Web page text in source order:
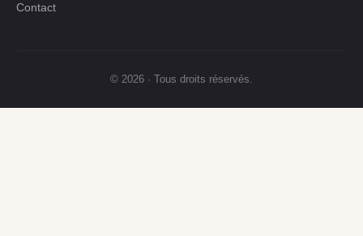
Contact
© 2026 · Tous droits réservés.